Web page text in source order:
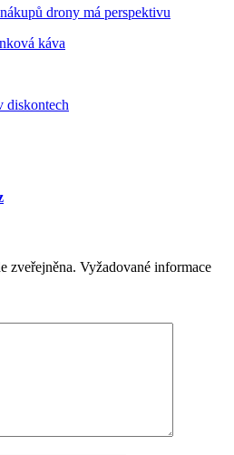
drony má perspektivu
káva
diskontech
zveřejněna. Vyžadované informace